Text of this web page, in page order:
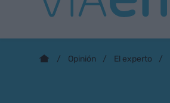
Opinión El experto